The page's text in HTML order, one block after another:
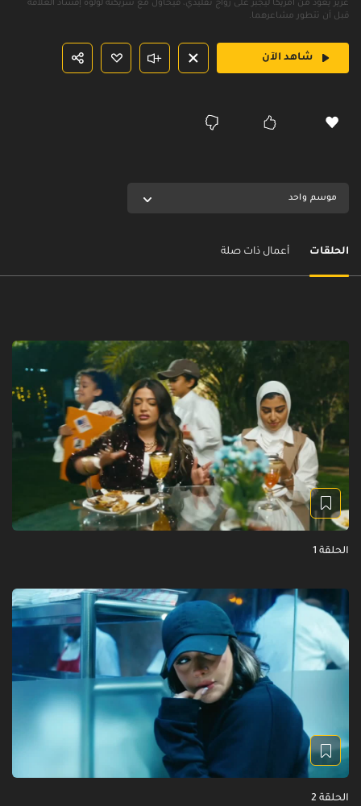
عزيز يعود من أمريكا ليُجبر على زواج تقليدي، فيحاول مع شريكته لولوه إفساد العلاقة
قبل أن تتطور مشاعرهما.
شاهد الآن
موسم واحد
الحلقات أعمال ذات صلة
الحلقة 1
الحلقة 2